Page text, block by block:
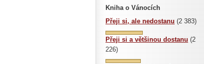
Kniha o Vánocích
Přeji si, ale nedostanu (2 383)
Přeji si a většinou dostanu (2
226)